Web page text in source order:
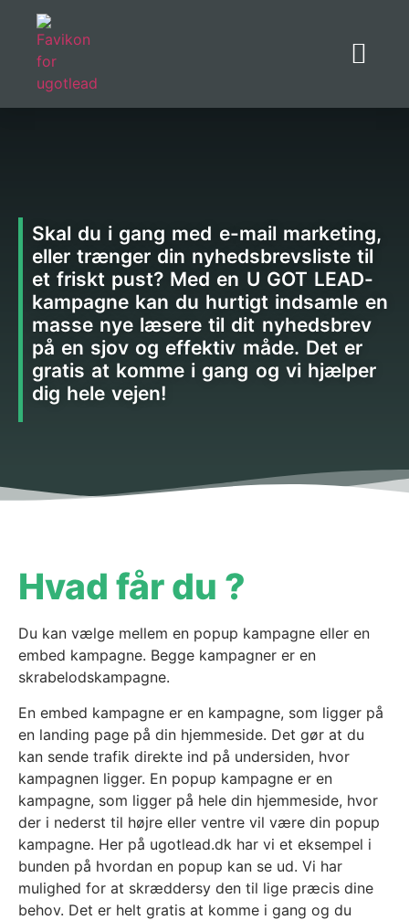
Skal du i gang med e-mail marketing,
eller trænger din nyhedsbrevsliste til
et friskt pust? Med en U GOT LEAD-
kampagne kan du hurtigt indsamle en
masse nye læsere til dit nyhedsbrev
på en sjov og effektiv måde. Det er
gratis at komme i gang og vi hjælper
dig hele vejen!
Hvad får du ?
Du kan vælge mellem en popup kampagne eller en
embed kampagne. Begge kampagner er en
skrabelodskampagne.
En embed kampagne er en kampagne, som ligger på
en landing page på din hjemmeside. Det gør at du
kan sende trafik direkte ind på undersiden, hvor
kampagnen ligger. En popup kampagne er en
kampagne, som ligger på hele din hjemmeside, hvor
der i nederst til højre eller ventre vil være din popup
kampagne. Her på ugotlead.dk har vi et eksempel i
bunden på hvordan en popup kan se ud. Vi har
mulighed for at skræddersy den til lige præcis dine
behov. Det er helt gratis at komme i gang og du